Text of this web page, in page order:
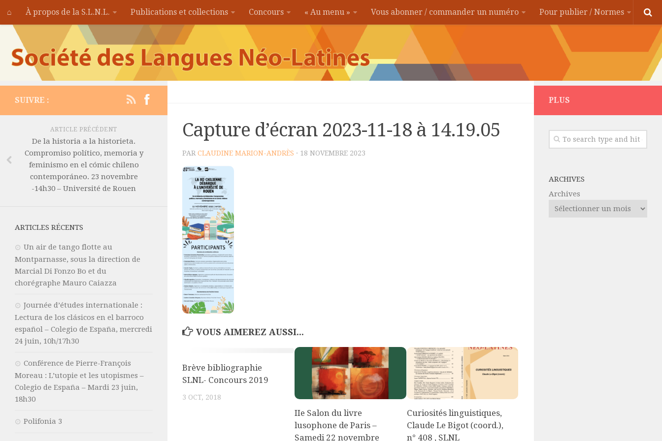
⌂ À propos de la S.L.N.L. Publications et collections Concours « Au menu » Vous abonner / commander un numéro Pour publier / Normes
Capture d’écran 2023-11-18 à 14.19.05
PAR CLAUDINE MARION-ANDRÈS · 18 NOVEMBRE 2023
VOUS AIMEREZ AUSSI...
Brève bibliographie
SLNL- Concours 2019
3 OCT, 2018
IIe Salon du livre
lusophone de Paris –
Samedi 22 novembre
Curiosités linguistiques,
Claude Le Bigot (coord.),
n° 408 , SLNL
SUIVRE :
ARTICLE PRÉCÉDENT
De la historia a la historieta.
Compromiso político, memoria y
feminismo en el cómic chileno
contemporáneo. 23 novembre
-14h30 – Université de Rouen
ARTICLES RÉCENTS
Un air de tango flotte au
Montparnasse, sous la direction de
Marcial Di Fonzo Bo et du
chorégraphe Mauro Caiazza
Journée d’études internationale :
Lectura de los clásicos en el barroco
español – Colegio de España, mercredi
24 juin, 10h/17h30
Conférence de Pierre-François
Moreau : L’utopie et les utopismes –
Colegio de España – Mardi 23 juin,
18h30
Polifonia 3
PLUS
ARCHIVES
Archives